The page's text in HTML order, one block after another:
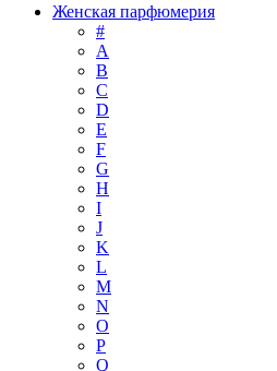
Женская парфюмерия
#
А
B
C
D
E
F
G
H
I
J
K
L
M
N
O
P
Q